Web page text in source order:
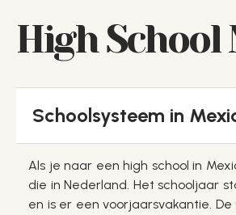
High School
Schoolsysteem in
Als je naar een high school in
die in Nederland. Het schooljaar
en is er een voorjaarsvakantie.